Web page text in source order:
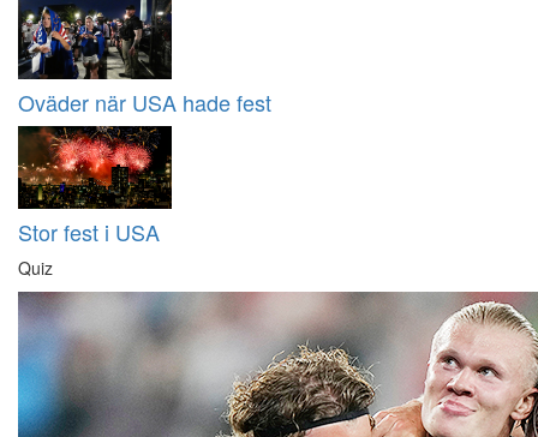
Oväder när USA hade fest
Stor fest i USA
Quiz